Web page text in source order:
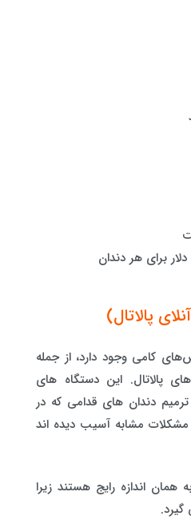
کامی وجود دارد، از جمله
پالاتال. این دستگاه های
دندان های قدامی که در
مشکلات مشابه آسیب دیده اند
همان اندازه رایج هستند زیرا
گیرد.